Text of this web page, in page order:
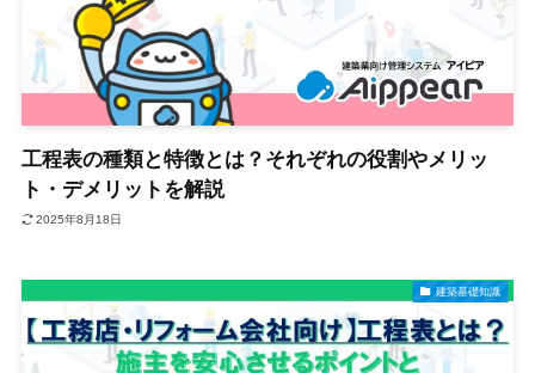
工程表の種類と特徴とは？それぞれの役割やメリッ
ト・デメリットを解説
2025年8月18日
建築基礎知識